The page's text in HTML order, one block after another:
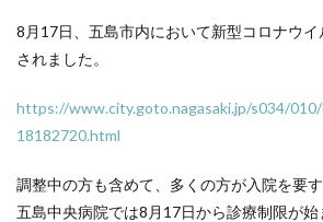
8月17日、五島市内において新型コロナウ
されました。
https://www.city.goto.nagasaki.jp/s034/
18182720.html
調整中の方も含めて、多くの方が入院を要す
五島中央病院では8月17日から診療制限が始